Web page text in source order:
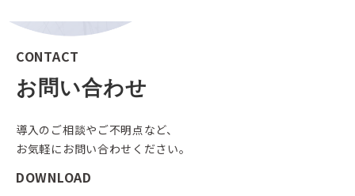
CONTACT
お問い合わせ
導入のご相談やご不明点など、
お気軽にお問い合わせください。
DOWNLOAD